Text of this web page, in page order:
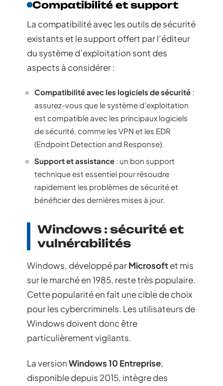
Compatibilité et support
La compatibilité avec les outils de sécurité
existants et le support offert par l’éditeur
du système d’exploitation sont des
aspects à considérer :
Compatibilité avec les logiciels de sécurité :
assurez-vous que le système d’exploitation
est compatible avec les principaux logiciels
de sécurité, comme les VPN et les EDR
(Endpoint Detection and Response).
Support et assistance : un bon support
technique est essentiel pour résoudre
rapidement les problèmes de sécurité et
bénéficier des dernières mises à jour.
Windows : sécurité et
vulnérabilités
Windows, développé parMicrosoftet mis
sur le marché en 1985, reste très populaire.
Cette popularité en fait une cible de choix
pour les cybercriminels. Les utilisateurs de
Windows doivent donc être
particulièrement vigilants.
La versionWindows 10 Entreprise,
disponible depuis 2015, intègre des